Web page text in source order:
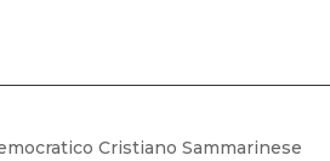
Cristiano Sammarinese